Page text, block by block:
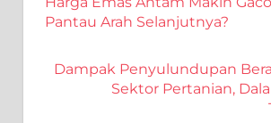
pos
Pantau Arah Selanjutnya?
Dampak Penyulundupan
Sektor Pertanian,